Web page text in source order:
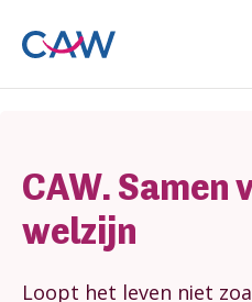
CAW. Samen
welzijn
Loopt het leven niet